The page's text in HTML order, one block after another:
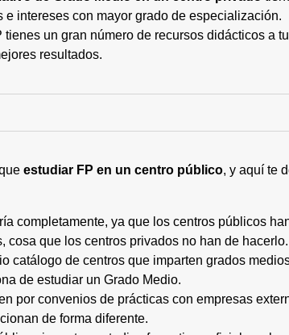
intereses con mayor grado de especialización.
tienes un gran número de recursos didácticos a
resultados.
estudiar FP en un centro público, y aquí te
completamente, ya que los centros públicos
cosa que los centros privados no han de hacerlo.
catálogo de centros que imparten grados
de estudiar un Grado Medio.
por convenios de prácticas con empresas
de forma diferente.